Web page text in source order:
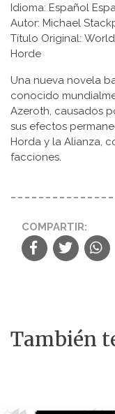
Idioma: Español
Autor: Michael
Título Original:
Horde
Una nueva novela
conocido
Azeroth, causados
sus efectos
Horda y la Alianza,
facciones.
COMPARTIR:
También